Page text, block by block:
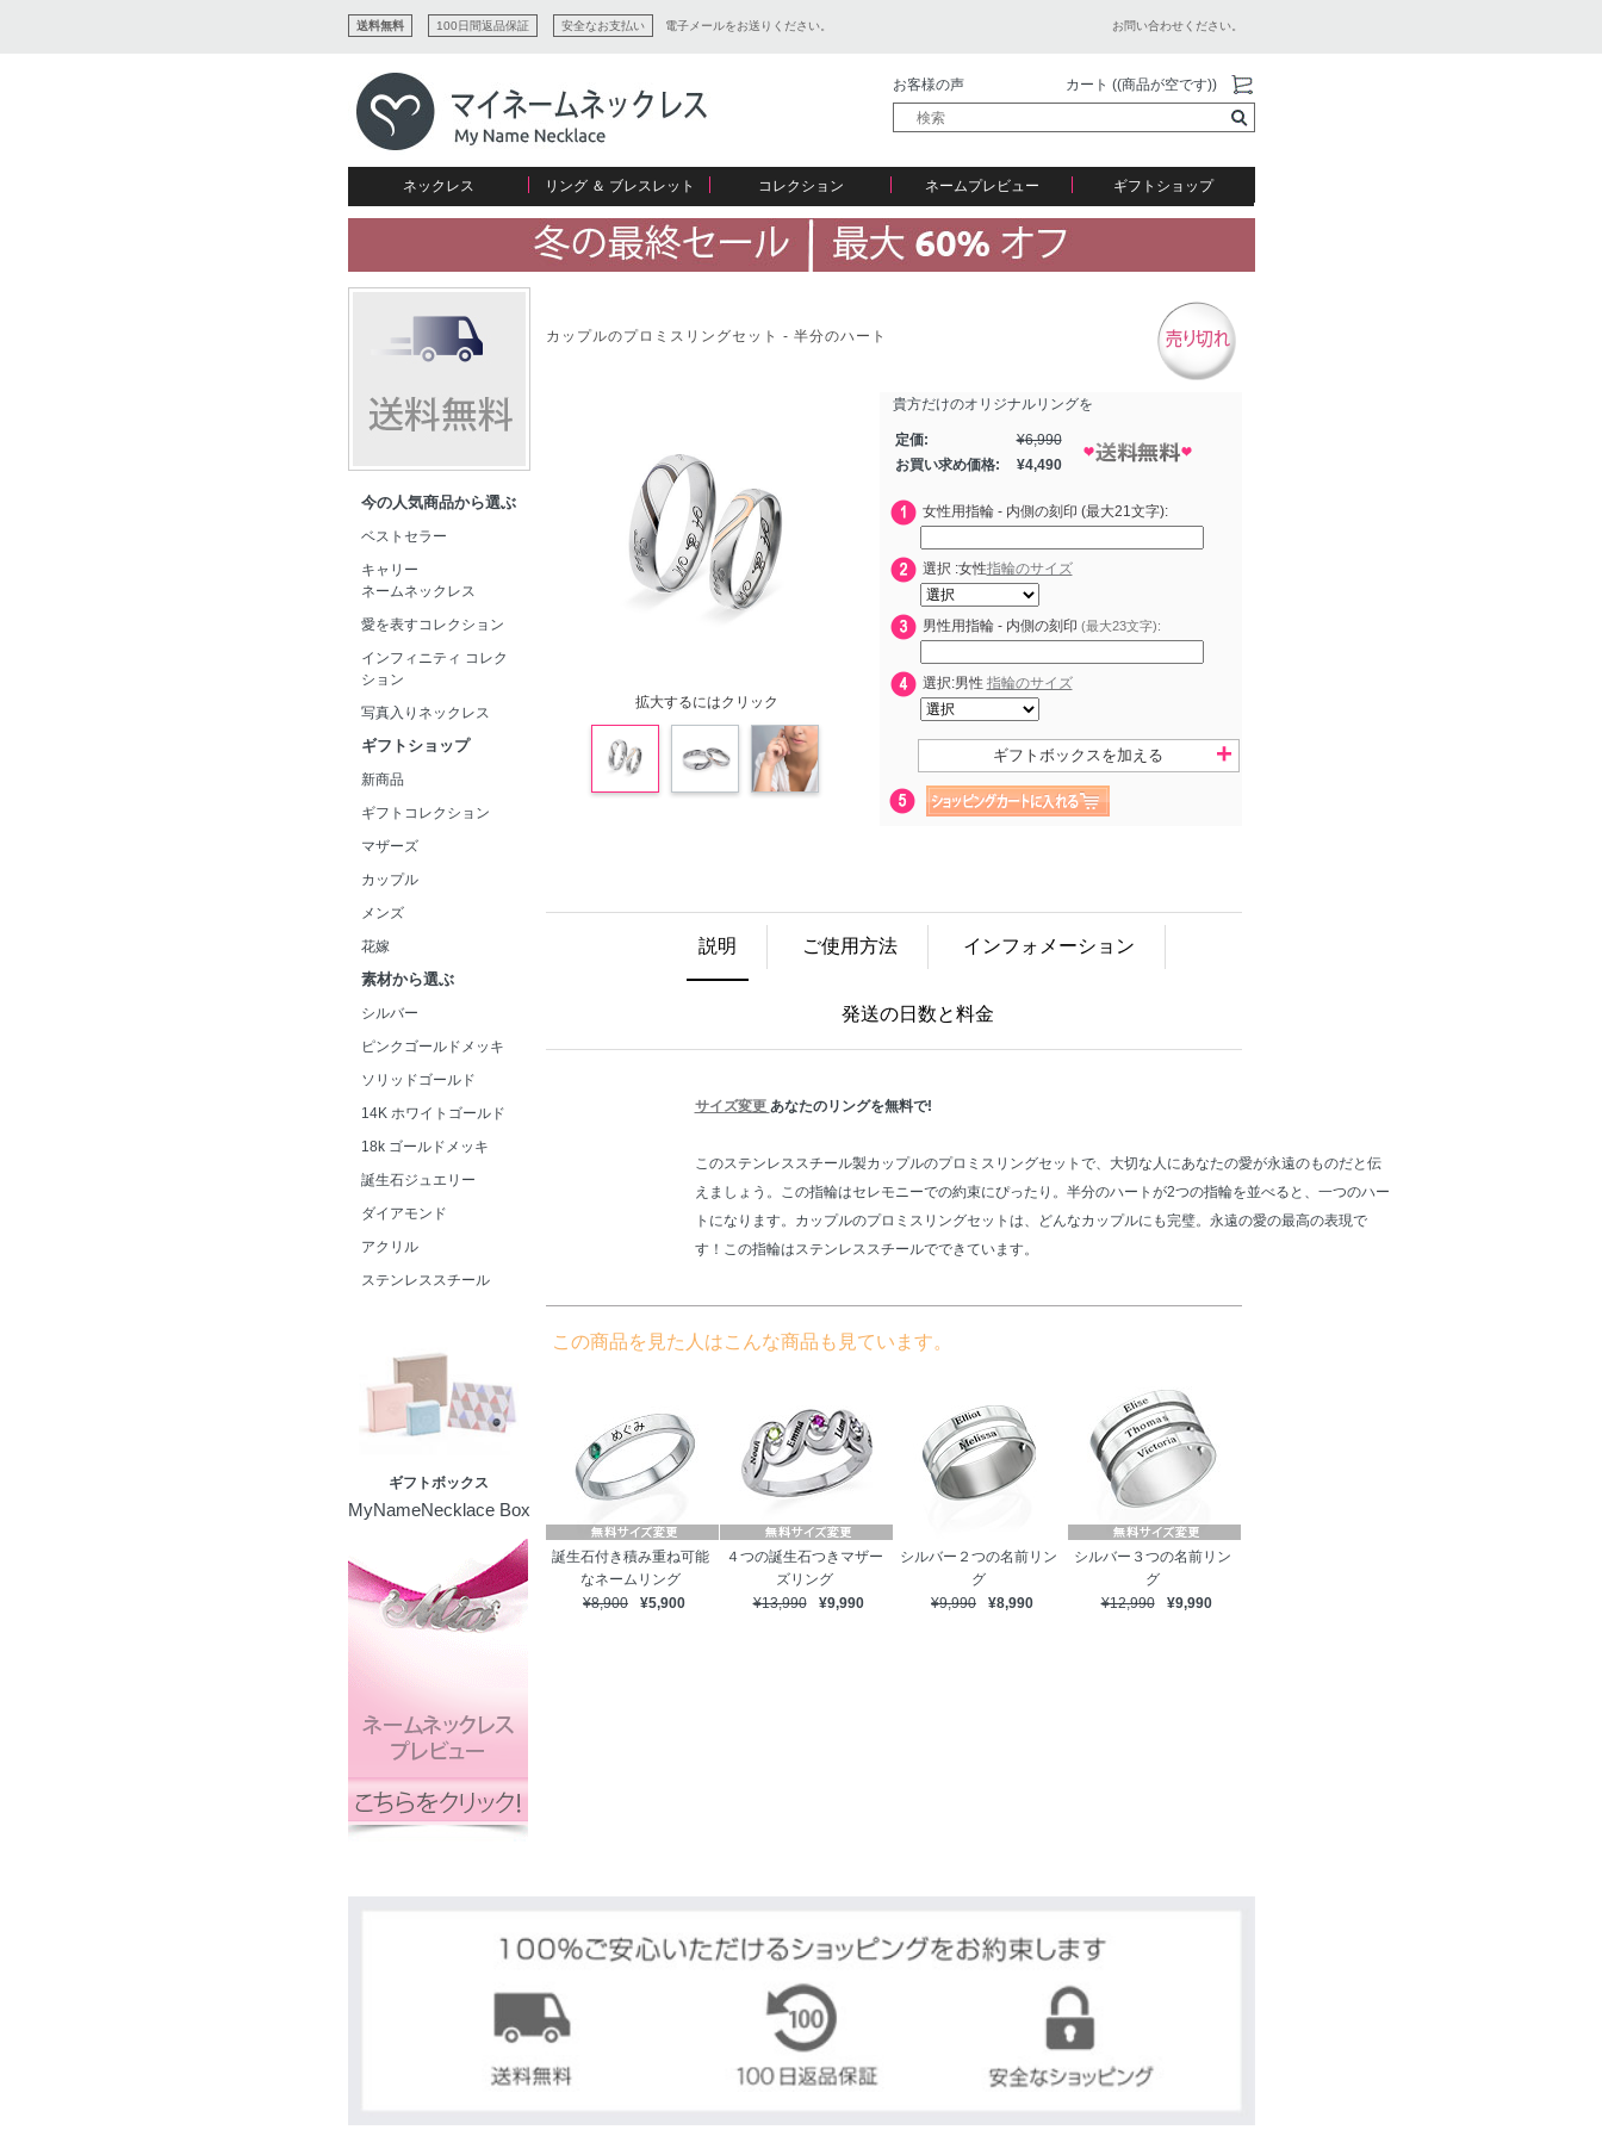
送料無料 100日間返品保証 安全なお支払い 電子メールをお送りください。 お問い合わせください。
お客様の声 カート ((商品が空です))
ネックレス
すべてコレクションを見る
ネームネックレス
プチネームネックレス
リング ＆ ブレスレット
リング
愛のブレスレット
コレクション
愛を表すコレクション
イニシャルジュエリー
誕生石コレクション
バーネックレスコレクション
ディスクとサークルのコレクション
ネームプレビュー
ネームプレビュー
ギフトショップ
マザーズ
メンズ
ギフトコレクション
今の人気商品から選ぶ
ベストセラー
キャリー
ネームネックレス
愛を表すコレクション
インフィニティ コレク
ション
写真入りネックレス
ギフトショップ
新商品
ギフトコレクション
マザーズ
カップル
メンズ
花嫁
素材から選ぶ
シルバー
ピンクゴールドメッキ
ソリッドゴールド
14K ホワイトゴールド
18k ゴールドメッキ
誕生石ジュエリー
ダイアモンド
アクリル
ステンレススチール
ギフトボックス
MyNameNecklace Box
カップルのプロミスリングセット - 半分のハート
拡大するにはクリック
貴方だけのオリジナルリングを
定価: ¥6,990
お買い求め価格:
¥4,490
女性用指輪 - 内側の刻印 (最大21文字):
選択 :女性指輪のサイズ
男性用指輪 - 内側の刻印 (最大23文字):
選択:男性 指輪のサイズ
ギフトボックスを加える
説明 ご使用方法 インフォメーション
発送の日数と料金
サイズ変更 あなたのリングを無料で!
このステンレススチール製カップルのプロミスリングセットで、大切な人にあなたの愛が永遠のものだと伝
えましょう。この指輪はセレモニーでの約束にぴったり。半分のハートが2つの指輪を並べると、一つのハー
トになります。カップルのプロミスリングセットは、どんなカップルにも完璧。永遠の愛の最高の表現で
す！この指輪はステンレススチールでできています。
この商品を見た人はこんな商品も見ています。
誕生石付き積み重ね可能
なネームリング
¥8,900
¥5,900
４つの誕生石つきマザー
ズリング
¥13,990
¥9,990
シルバー２つの名前リン
グ
¥9,990
¥8,990
シルバー３つの名前リン
グ
¥12,990
¥9,990